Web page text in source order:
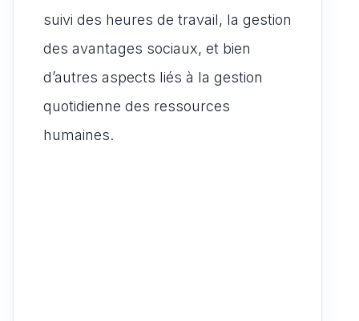
suivi des heures de travail, la gestion
des avantages sociaux, et bien
d’autres aspects liés à la gestion
quotidienne des ressources
humaines.